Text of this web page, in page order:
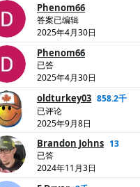
Phenom66
答案已编辑
2025年4月30日
Phenom66
已答
2025年4月30日
oldturkey03 858.2千
已评论
2025年9月8日
Brandon Johns 13
已答
2024年11月3日